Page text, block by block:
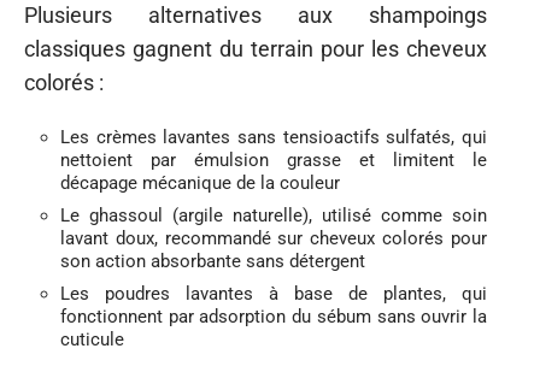
Plusieurs alternatives aux shampoings
classiques gagnent du terrain pour les cheveux
colorés :
Les crèmes lavantes sans tensioactifs sulfatés, qui
nettoient par émulsion grasse et limitent le
décapage mécanique de la couleur
Le ghassoul (argile naturelle), utilisé comme soin
lavant doux, recommandé sur cheveux colorés pour
son action absorbante sans détergent
Les poudres lavantes à base de plantes, qui
fonctionnent par adsorption du sébum sans ouvrir la
cuticule